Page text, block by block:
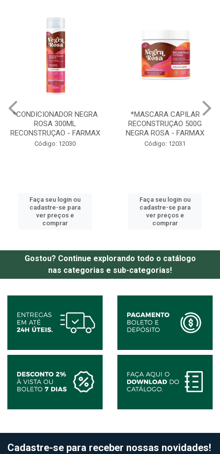
*CONDICIONADOR NEGRA
ROSA 300ML
RECONSTRUÇAO - FARMAX
Código: 12030
Faça seu login ou
cadastre-se para
ver preços e
comprar
*MASCARA CAPILAR
RECONSTRUÇAO 500G
NEGRA ROSA - FARMAX
Código: 12031
Faça seu login ou
cadastre-se para
ver preços e
comprar
Gostou? Continue explorando todo o catálogo
nas categorias e sub-categorias!
Cadastre-se para receber nossas novidades!